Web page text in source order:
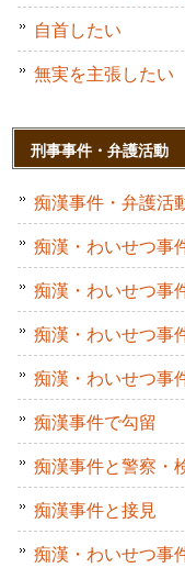
自首したい
無実を主張したい
刑事事件・弁護活動
痴漢事件・弁護活
痴漢・わいせつ事
痴漢・わいせつ事
痴漢・わいせつ事
痴漢・わいせつ事
痴漢事件で勾留
痴漢事件と警察・
痴漢事件と接見
痴漢・わいせつ事